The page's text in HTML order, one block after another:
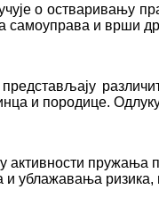
о остваривању
самоуправа и врши
и породице.
су активности
ублажавања ризика,